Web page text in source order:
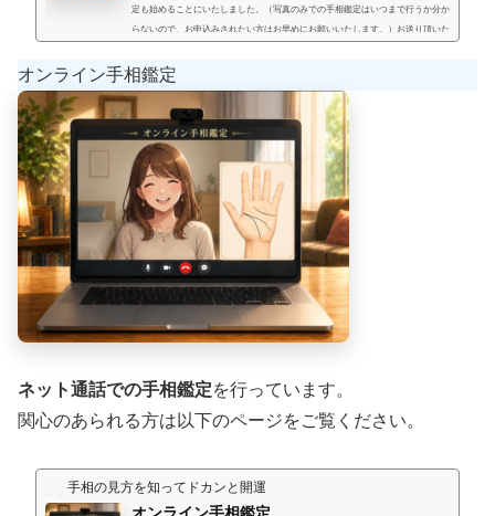
定も始めることにいたしました。（写真のみでの手相鑑定はいつまで行うか分か
らないので、お申込みされたい方はお早めにお願いいたします。）お送り頂いた
真のみでの手相鑑定では決まった料金と言うものは無く、お好きな金額を鑑定後
にお支払い頂く形にします。（このページの下部に、振込先が記載され...
オンライン手相鑑定
ネット通話での手相鑑定を行っています。
関心のあられる方は以下のページをご覧ください。
手相の見方を知ってドカンと開運